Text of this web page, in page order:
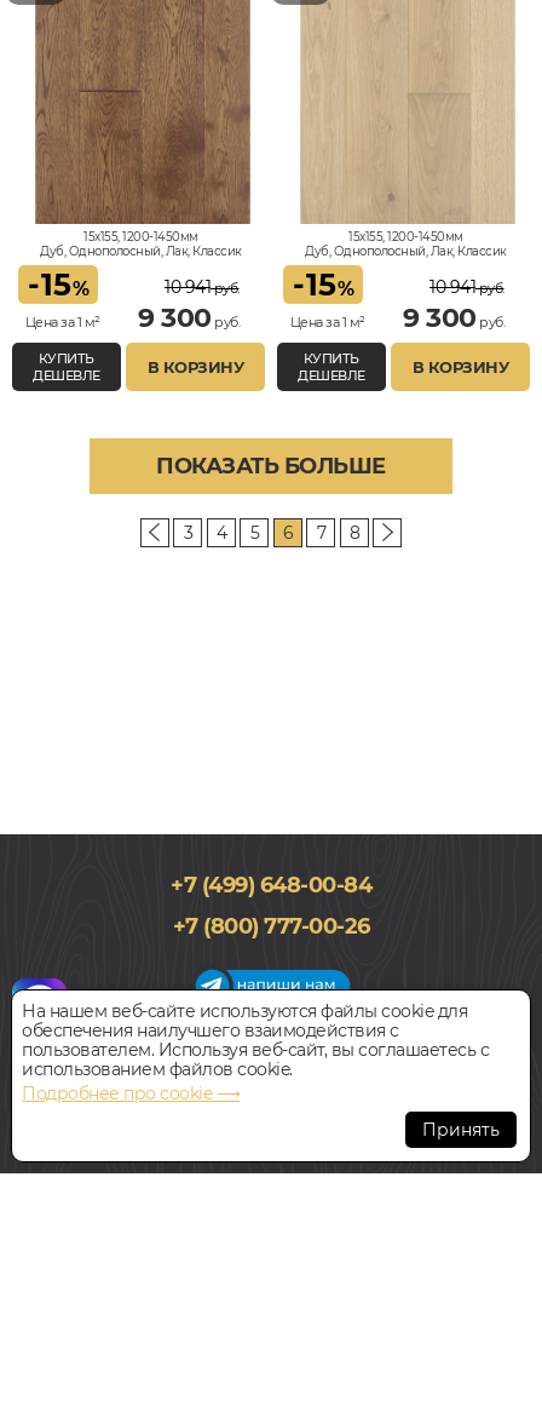
15x155, 1200-1450мм
Дуб, Однополосный, Лак, Классик
-15%
Цена за 1 м²
10 941руб.
9 300 руб.
КУПИТЬ
ДЕШЕВЛЕ
В КОРЗИНУ
15x155, 1200-1450мм
Дуб, Однополосный, Лак, Классик
-15%
Цена за 1 м²
10 941руб.
9 300 руб.
КУПИТЬ
ДЕШЕВЛЕ
В КОРЗИНУ
ПОКАЗАТЬ БОЛЬШЕ
3 4 5 6 7 8
+7 (499) 648-00-84
+7 (800) 777-00-26
График работы салона
Пн-Вс с 09:00 до 21:00
Наш адрес:127018, г. Москва,
ул.Складочная, д.1, строение 9
На нашем веб-сайте используются файлы cookie для
обеспечения наилучшего взаимодействия с
пользователем. Используя веб-сайт, вы соглашаетесь с
использованием файлов cookie.
Подробнее про cookie ⟶
Принять